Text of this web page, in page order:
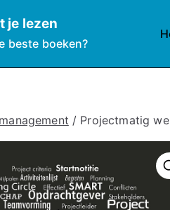
je lezen
beste boeken?
/ Projectmatig